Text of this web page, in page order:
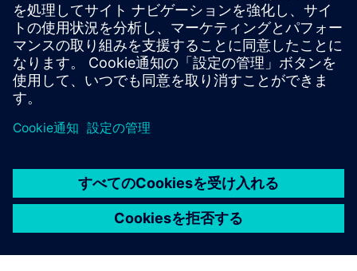
ースが速いため、ダウンタイムを減らし、事業継続性を確
保し、全体的な生産性を向上させるために、企業がバリュ
ーチェーンのすべての利害関係者に適切なソリューション
を提供することが重要です。